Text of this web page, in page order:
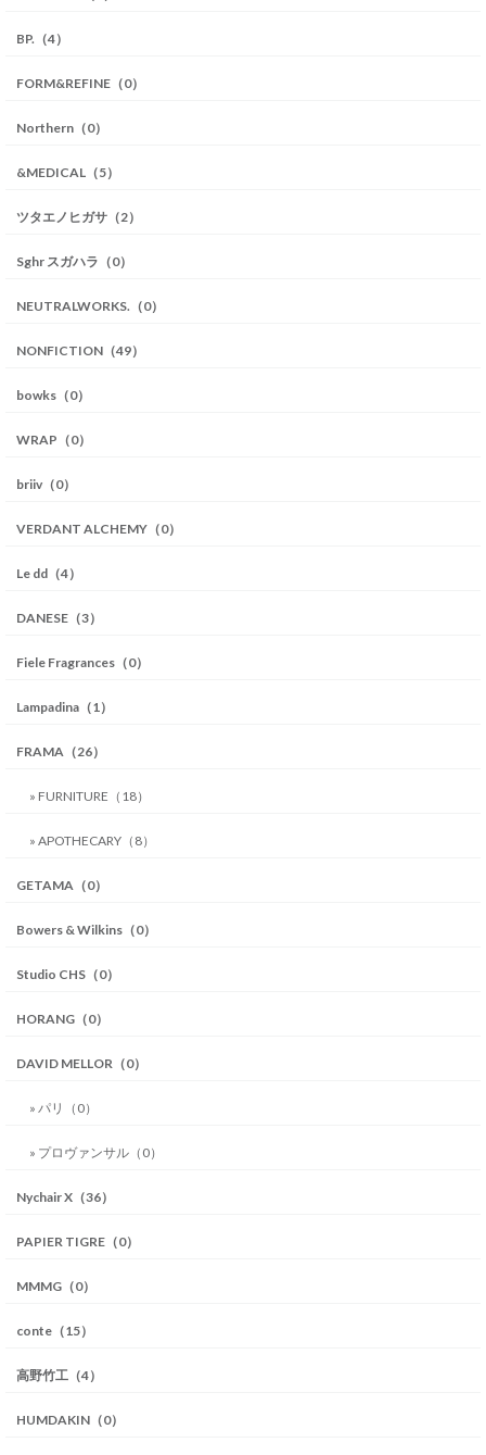
BP.（4）
FORM&REFINE（0）
Northern（0）
&MEDICAL（5）
ツタエノヒガサ（2）
Sghr スガハラ（0）
NEUTRALWORKS.（0）
NONFICTION（49）
bowks（0）
WRAP（0）
briiv（0）
VERDANT ALCHEMY（0）
Le dd（4）
DANESE（3）
Fiele Fragrances（0）
Lampadina（1）
FRAMA（26）
» FURNITURE（18）
» APOTHECARY（8）
GETAMA（0）
Bowers & Wilkins（0）
Studio CHS（0）
HORANG（0）
DAVID MELLOR（0）
» パリ（0）
» プロヴァンサル（0）
Nychair X（36）
PAPIER TIGRE（0）
MMMG（0）
conte（15）
高野竹工（4）
HUMDAKIN（0）